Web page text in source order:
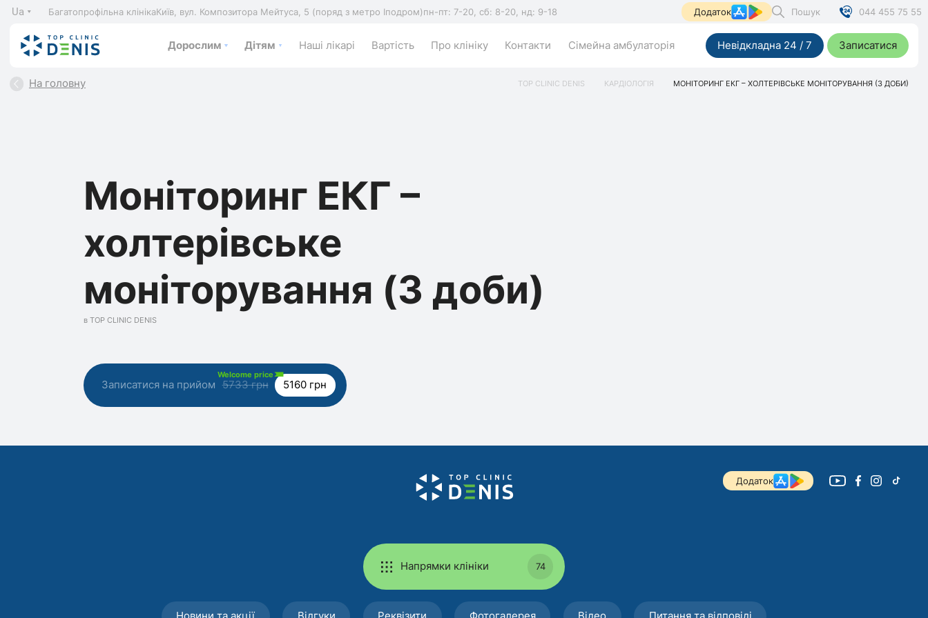
Ua Багатопрофільна клінікаКиїв, вул. Композитора Мейтуса, 5 (поряд з метро Іподром)пн-пт: 7-20, сб: 8-20, нд: 9-18 Додаток Пошук 044 455 75 55
Дорослим Дітям Наші лікарі Вартість Про клініку Контакти Сімейна амбулаторія Невідкладна 24 / 7 Записатися
На головну TOP CLINIC DENIS КАРДІОЛОГІЯ МОНІТОРИНГ ЕКГ – ХОЛТЕРІВСЬКЕ МОНІТОРУВАННЯ (3 ДОБИ)
Моніторинг ЕКГ –
холтерівське
моніторування (3 доби)
в TOP CLINIC DENIS
Записатися на прийом
Welcome price
5733 грн 5160 грн
Додаток
Напрямки клініки 74